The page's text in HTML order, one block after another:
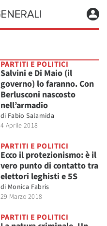
PARTITI E POLITICI
Salvini e Di Maio (il
governo) lo faranno. Con
Berlusconi nascosto
nell’armadio
di Fabio Salamida
4 Aprile 2018
PARTITI E POLITICI
Ecco il protezionismo: è il
vero punto di contatto tra
elettori leghisti e 5S
di Monica Fabris
29 Marzo 2018
PARTITI E POLITICI